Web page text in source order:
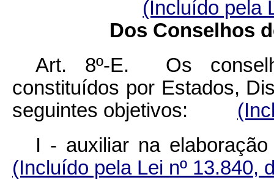
(Incluído pela
Dos Conselhos
Art. 8º-E. Os
constituídos por Estados,
seguintes objetivos:
I - auxiliar na
(Incluído pela Lei nº 13.840,